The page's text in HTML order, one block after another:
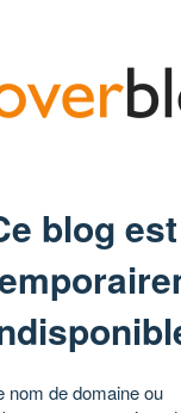
blog est
nom de domaine ou